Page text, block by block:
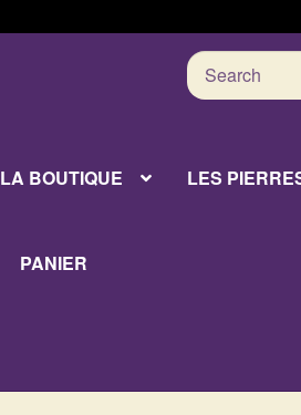
Search
for:
LA BOUTIQUE LES
PANIER